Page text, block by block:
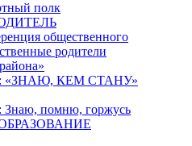
полк
общественного
родители
«ЗНАЮ, КЕМ СТАНУ»
Знаю, помню, горжусь